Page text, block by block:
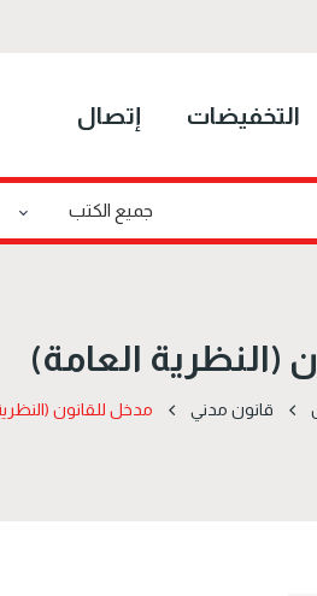
التخفيضات إتصال
(النظرية العامة)
قانون مدني مدخل للقانون